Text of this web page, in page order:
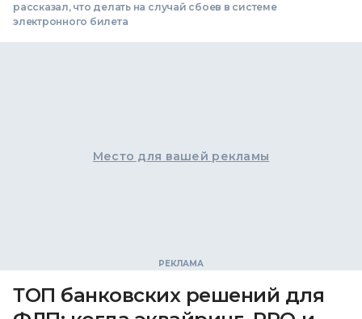
рассказал, что делать на случай сбоев в системе
электронного билета
Место для вашей рекламы
ТОП банковских решений для